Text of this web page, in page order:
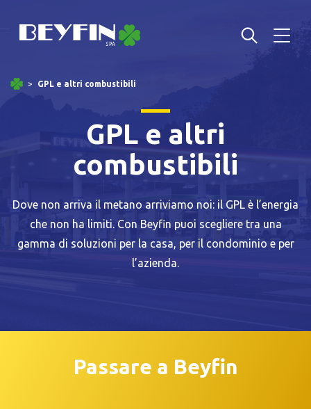
GPL e altri combustibili
GPL e altri
combustibili
Dove non arriva il metano arriviamo noi: il GPL è l’energia
che non ha limiti. Con Beyfin puoi scegliere tra una
gamma di soluzioni per la casa, per il condominio e per
l’azienda.
Passare a Beyfin